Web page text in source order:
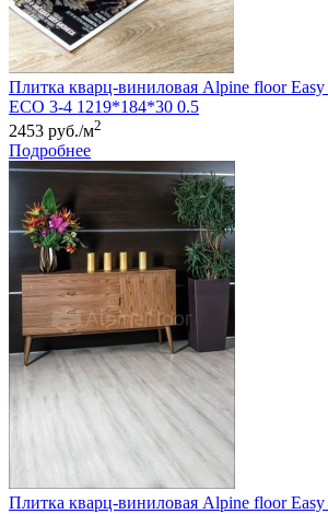
Плитка кварц-виниловая Alpine floor
ЕСО 3-4 1219*184*30 0.5
2453 руб./м2
Подробнее
Плитка кварц-виниловая Alpine floor